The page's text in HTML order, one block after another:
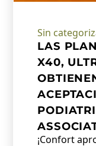
Sin
LAS
X40,
¡Confort